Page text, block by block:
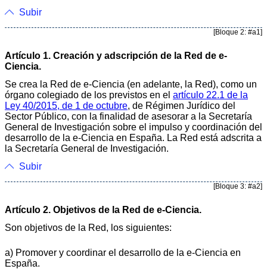
Subir
[Bloque 2: #a1]
Artículo 1. Creación y adscripción de la Red de e-
Ciencia.
Se crea la Red de e-Ciencia (en adelante, la Red), como un
órgano colegiado de los previstos en el artículo 22.1 de la
Ley 40/2015, de 1 de octubre, de Régimen Jurídico del
Sector Público, con la finalidad de asesorar a la Secretaría
General de Investigación sobre el impulso y coordinación del
desarrollo de la e-Ciencia en España. La Red está adscrita a
la Secretaría General de Investigación.
Subir
[Bloque 3: #a2]
Artículo 2. Objetivos de la Red de e-Ciencia.
Son objetivos de la Red, los siguientes:
a) Promover y coordinar el desarrollo de la e-Ciencia en
España.